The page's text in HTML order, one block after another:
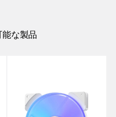
な製品